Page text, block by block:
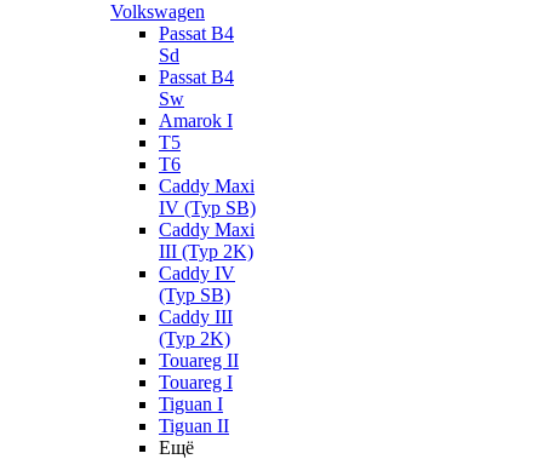
Volkswagen
Passat B4
Sd
Passat B4
Sw
Amarok I
T5
T6
Caddy Maxi
IV (Typ SB)
Caddy Maxi
III (Typ 2K)
Caddy IV
(Typ SB)
Caddy III
(Typ 2K)
Touareg II
Touareg I
Tiguan I
Tiguan II
Ещё